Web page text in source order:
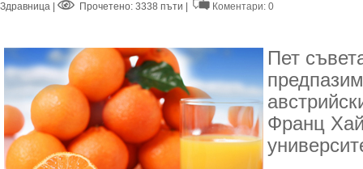
Здравница Прочетено: 3338 пъти | Коментари: 0
Пет
Франц